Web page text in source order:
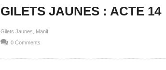
GILETS JAUNES : ACTE 14
Gilets Jaunes
Manif
0 Comments